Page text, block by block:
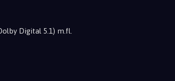
Digital 5.1) m.fl.